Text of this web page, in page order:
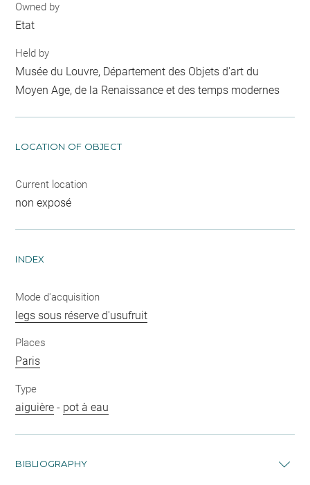
Owned by
Etat
Held by
Musée du Louvre, Département des Objets d'art du
Moyen Age, de la Renaissance et des temps modernes
LOCATION OF OBJECT
Current location
non exposé
INDEX
Mode d'acquisition
legs sous réserve d'usufruit
Places
Paris
Type
aiguière - pot à eau
BIBLIOGRAPHY